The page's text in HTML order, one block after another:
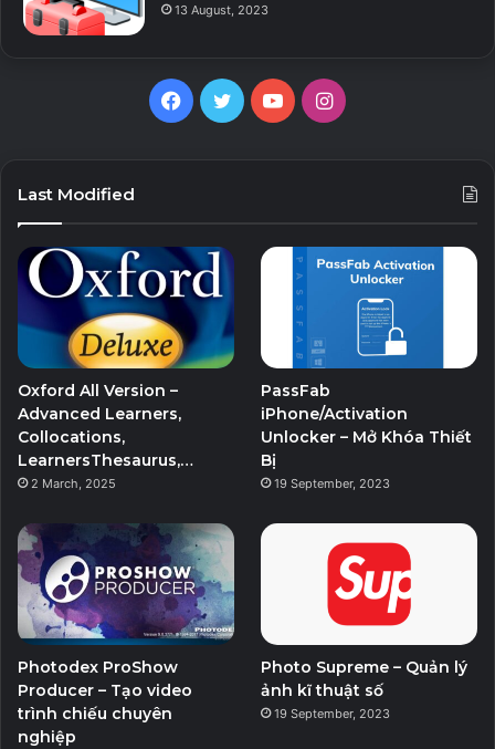
13 August, 2023
F
b
o
o
T
r
Y
e
I
a
r
a
Last Modified
Oxford All Version –
Advanced Learners,
Collocations,
LearnersThesaurus,…
2 March, 2025
PassFab
iPhone/Activation
Unlocker – Mở Khóa Thiết
Bị
19 September, 2023
Photodex ProShow
Producer – Tạo video
trình chiếu chuyên
nghiệp
Photo Supreme – Quản lý
ảnh kĩ thuật số
19 September, 2023